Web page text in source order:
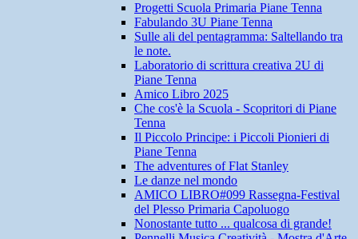
Progetti Scuola Primaria Piane Tenna
Fabulando 3U Piane Tenna
Sulle ali del pentagramma: Saltellando tra
le note.
Laboratorio di scrittura creativa 2U di
Piane Tenna
Amico Libro 2025
Che cos'è la Scuola - Scopritori di Piane
Tenna
Il Piccolo Principe: i Piccoli Pionieri di
Piane Tenna
The adventures of Flat Stanley
Le danze nel mondo
AMICO LIBRO#099 Rassegna-Festival
del Plesso Primaria Capoluogo
Nonostante tutto ... qualcosa di grande!